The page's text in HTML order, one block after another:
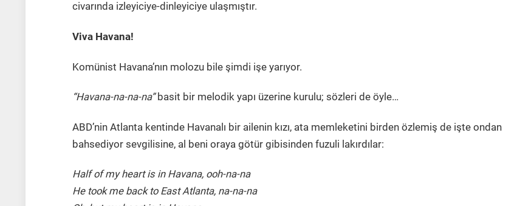
civarında izleyiciye-dinleyiciye ulaşmıştır.
Viva Havana!
Komünist Havana’nın molozu bile şimdi işe yarıyor.
“Havana-na-na-na”basit bir melodik yapı üzerine kurulu; sözleri de öyle…
ABD’nin Atlanta kentinde Havanalı bir ailenin kızı, ata memleketini birden özlemiş de işte ondan
bahsediyor sevgilisine, al beni oraya götür gibisinden fuzuli lakırdılar:
Half of my heart is in Havana, ooh-na-na
He took me back to East Atlanta, na-na-na